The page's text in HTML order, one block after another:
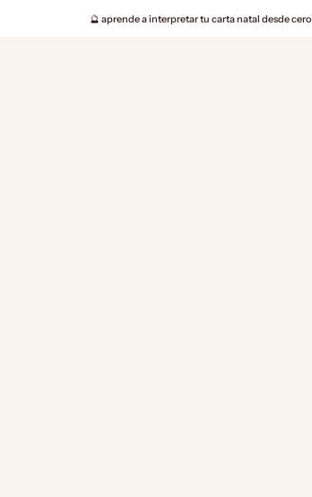
🔮 aprende a interpretar tu carta natal desde cero